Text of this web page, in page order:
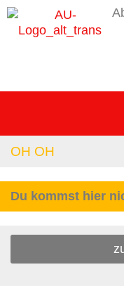
OH OH
Du kommst hier